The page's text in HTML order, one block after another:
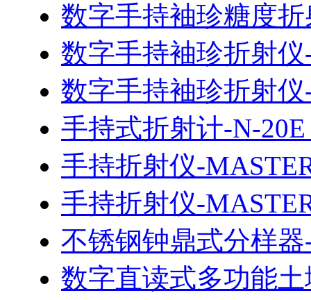
数字手持袖珍糖度
数字手持袖珍折射仪
数字手持袖珍折射仪
手持式折射计-N-20E
手持折射仪-
手持折射仪-
不锈钢钟鼎式分样
数字直读式多功能